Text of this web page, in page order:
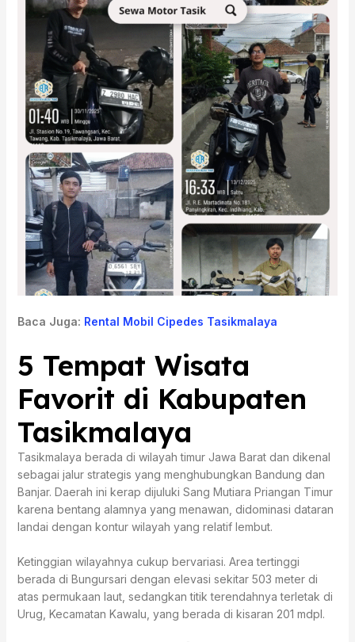
Baca Juga: Rental Mobil Cipedes Tasikmalaya
5 Tempat Wisata
Favorit di Kabupaten
Tasikmalaya
Tasikmalaya berada di wilayah timur Jawa Barat dan dikenal
sebagai jalur strategis yang menghubungkan Bandung dan
Banjar. Daerah ini kerap dijuluki Sang Mutiara Priangan Timur
karena bentang alamnya yang menawan, didominasi dataran
landai dengan kontur wilayah yang relatif lembut.
Ketinggian wilayahnya cukup bervariasi. Area tertinggi
berada di Bungursari dengan elevasi sekitar 503 meter di
atas permukaan laut, sedangkan titik terendahnya terletak di
Urug, Kecamatan Kawalu, yang berada di kisaran 201 mdpl.